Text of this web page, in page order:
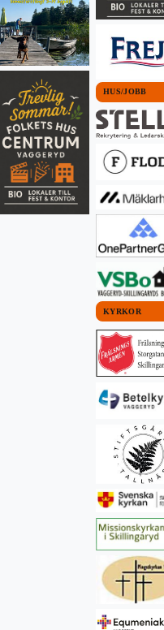
HUS/JOBB
KYRKOR